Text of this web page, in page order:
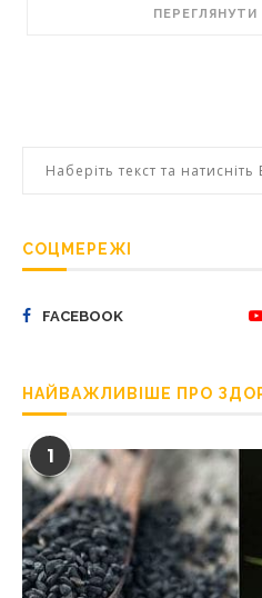
ПЕРЕГЛЯНУТИ
СОЦМЕРЕЖІ
FACEBOOK
НАЙВАЖЛИВІШЕ ПРО
1